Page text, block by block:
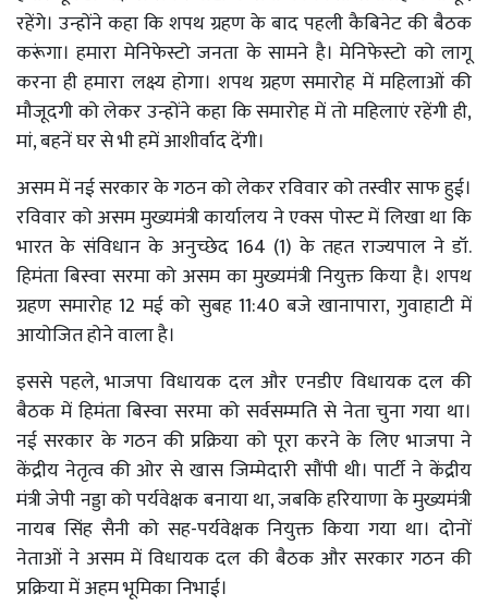
रहेंगे। उन्होंने कहा कि शपथ ग्रहण के बाद पहली कैबिनेट की बैठक
करूंगा। हमारा मेनिफेस्टो जनता के सामने है। मेनिफेस्टो को लागू
करना ही हमारा लक्ष्य होगा। शपथ ग्रहण समारोह में महिलाओं की
मौजूदगी को लेकर उन्होंने कहा कि समारोह में तो महिलाएं रहेंगी ही,
मां, बहनें घर से भी हमें आशीर्वाद देंगी।
असम में नई सरकार के गठन को लेकर रविवार को तस्वीर साफ हुई।
रविवार को असम मुख्यमंत्री कार्यालय ने एक्स पोस्ट में लिखा था कि
भारत के संविधान के अनुच्छेद 164 (1) के तहत राज्यपाल ने डॉ.
हिमंता बिस्वा सरमा को असम का मुख्यमंत्री नियुक्त किया है। शपथ
ग्रहण समारोह 12 मई को सुबह 11:40 बजे खानापारा, गुवाहाटी में
आयोजित होने वाला है।
इससे पहले, भाजपा विधायक दल और एनडीए विधायक दल की
बैठक में हिमंता बिस्वा सरमा को सर्वसम्मति से नेता चुना गया था।
नई सरकार के गठन की प्रक्रिया को पूरा करने के लिए भाजपा ने
केंद्रीय नेतृत्व की ओर से खास जिम्मेदारी सौंपी थी। पार्टी ने केंद्रीय
मंत्री जेपी नड्डा को पर्यवेक्षक बनाया था, जबकि हरियाणा के मुख्यमंत्री
नायब सिंह सैनी को सह-पर्यवेक्षक नियुक्त किया गया था। दोनों
नेताओं ने असम में विधायक दल की बैठक और सरकार गठन की
प्रक्रिया में अहम भूमिका निभाई।